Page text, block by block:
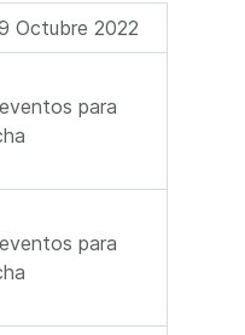
Octubre 2022
para
para